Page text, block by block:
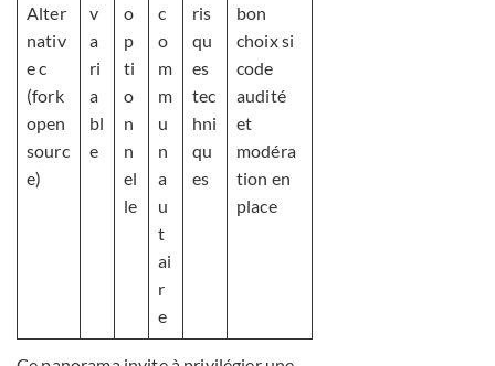
Alter
nativ
e c
(fork
open
sourc
e)
v
a
ri
a
bl
e
o
p
ti
o
n
n
el
le
c
o
m
m
u
n
a
u
t
ai
r
e
ris
qu
es
tec
hni
qu
es
bon
choix si
code
audité
et
modéra
tion en
place